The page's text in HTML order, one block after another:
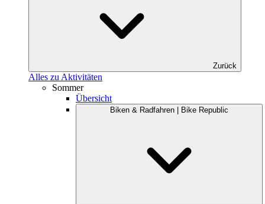
Zurück
Alles zu Aktivitäten
Sommer
Übersicht
Biken & Radfahren | Bike Republic